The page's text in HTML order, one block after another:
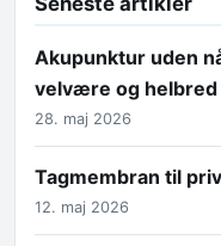
Akupunktur uden
velvære og helbred
28. maj 2026
Tagmembran til
12. maj 2026